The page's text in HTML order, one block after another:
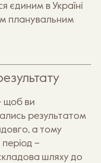
єдиним в Україні
планувальним
щоб ви
результатом
а тому
–
шляху до